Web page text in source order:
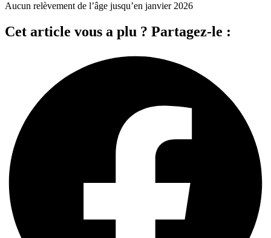
Aucun relèvement de l’âge jusqu’en janvier 2026
Cet article vous a plu ? Partagez-le :